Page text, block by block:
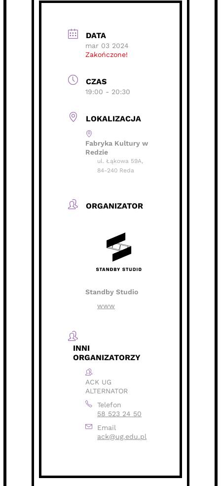
DATA
mar 03 2024
Zakończone!
CZAS
19:00 - 20:30
LOKALIZACJA
Fabryka Kultury w
Redzie
ul. Łąkowa 59A,
84-240 Reda
ORGANIZATOR
Standby Studio
www
INNI
ORGANIZATORZY
ACK UG
ALTERNATOR
Telefon
58 523 24 50
Email
ack@ug.edu.pl